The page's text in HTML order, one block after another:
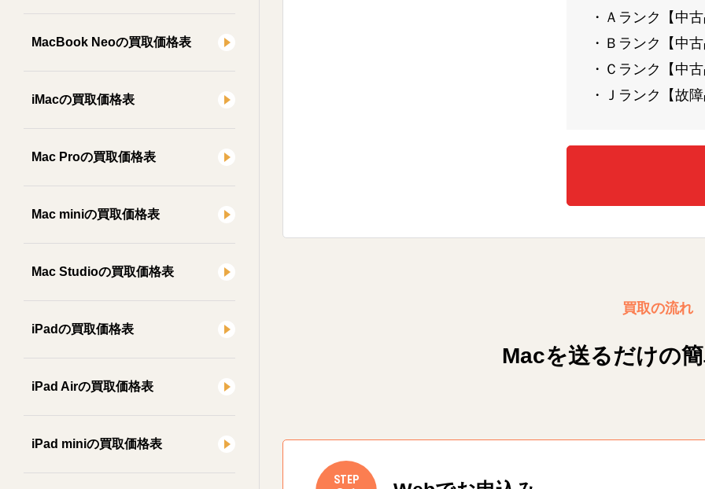
MacBook Neoの買取価格表
iMacの買取価格表
Mac Proの買取価格表
Mac miniの買取価格表
Mac Studioの買取価格表
iPadの買取価格表
iPad Airの買取価格表
iPad miniの買取価格表
・Ａランク【中
・Ｂランク【中
・Ｃランク【中
・Ｊランク【故
買取の流れ
Macを送るだけの
STEP